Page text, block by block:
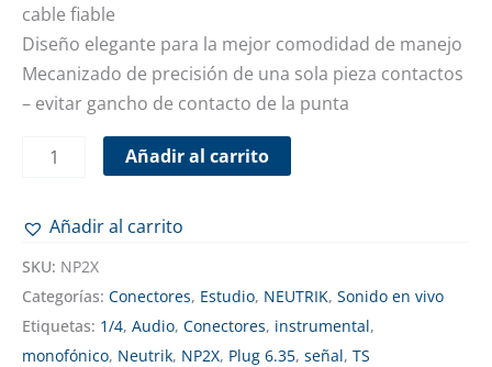
cable fiable
Diseño elegante para la mejor comodidad de manejo
Mecanizado de precisión de una sola pieza contactos
– evitar gancho de contacto de la punta
Añadir al carrito
Añadir al carrito
SKU: NP2X
Categorías: Conectores, Estudio, NEUTRIK, Sonido en vivo
Etiquetas: 1/4, Audio, Conectores, instrumental,
monofónico, Neutrik, NP2X, Plug 6.35, señal, TS